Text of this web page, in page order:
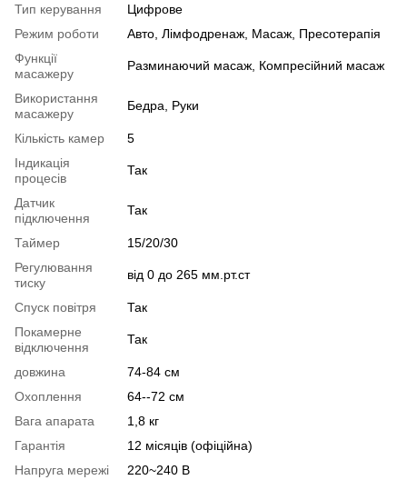
Тип керування
Цифрове
Режим роботи
Авто, Лімфодренаж, Масаж, Пресотерапія
Функції
масажеру
Разминаючий масаж, Компресійний масаж
Використання
масажеру
Бедра, Руки
Кількість камер
5
Індикація
процесів
Так
Датчик
підключення
Так
Таймер
15/20/30
Регулювання
тиску
від 0 до 265 мм.рт.ст
Спуск повітря
Так
Покамерне
відключення
Так
довжина
74-84 см
Охоплення
64--72 см
Вага апарата
1,8 кг
Гарантія
12 місяців (офіційна)
Напруга мережі
220~240 В